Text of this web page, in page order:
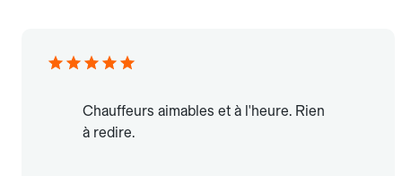
Chauffeurs aimables et à l'heure. Rien
à redire.